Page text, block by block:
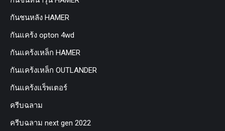
กันชนหลัง HAMER
กันแคร้ง opton 4wd
กันแคร้งเหล็ก HAMER
กันแคร้งเหล็ก OUTLANDER
กันแคร้งแร็พเตอร์
ครีบฉลาม
ครีบฉลาม next gen 2022